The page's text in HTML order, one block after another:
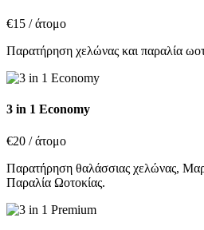
€15 / άτομο
Παρατήρηση χελώνας και παραλία
3 in 1 Economy
€20 / άτομο
Παρατήρηση θαλάσσιας χελώνας,
Παραλία Ωοτοκίας.